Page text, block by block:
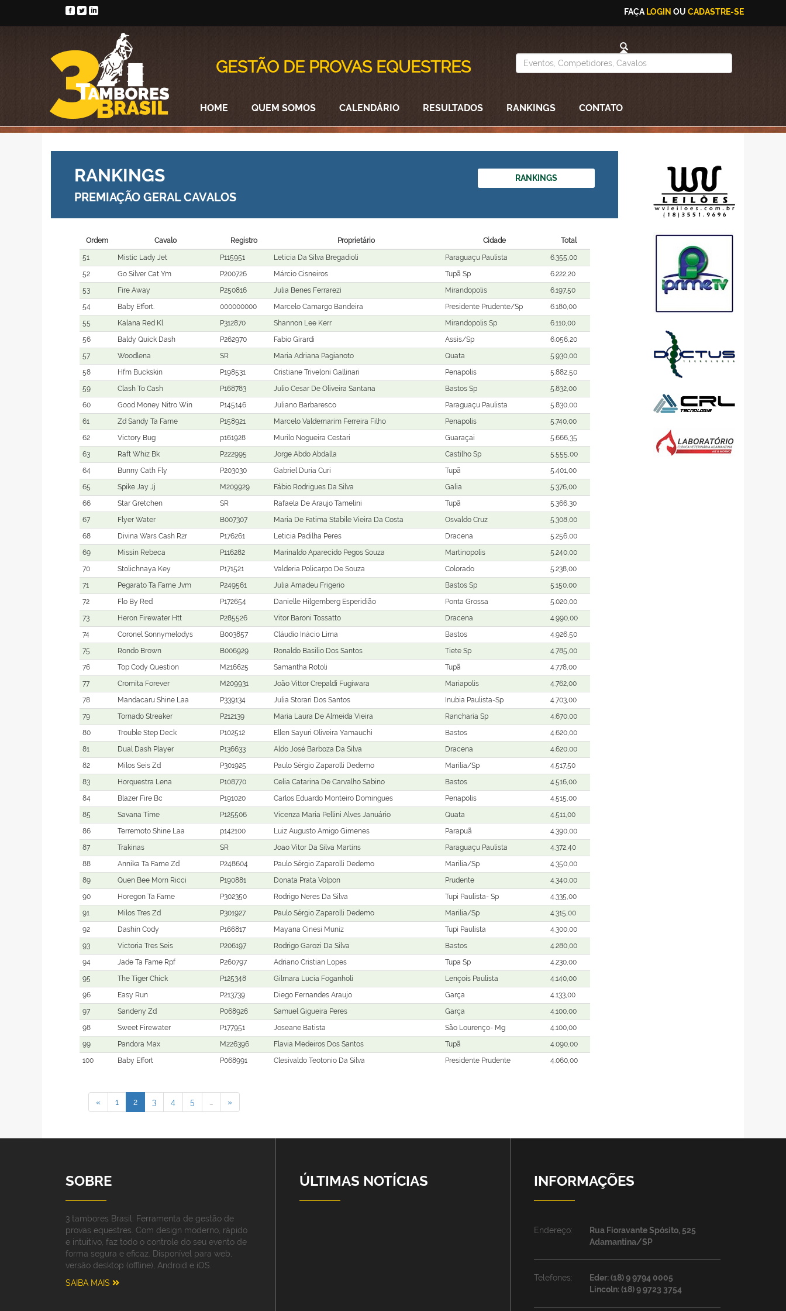
FAÇA LOGIN OU CADASTRE-SE
GESTÃO DE PROVAS EQUESTRES
HOME QUEM SOMOS CALENDÁRIO RESULTADOS RANKINGS CONTATO
RANKINGS
PREMIAÇÃO GERAL CAVALOS
RANKINGS
Ordem Cavalo Registro Proprietário Cidade Total
51 Mistic Lady Jet P115951 Leticia Da Silva Bregadioli Paraguaçu Paulista
6.355,00
52
Go Silver Cat Ym P200726 Márcio Cisneiros Tupã Sp
6.222,20
53
Fire Away P250816 Julia Benes Ferrarezi Mirandopolis
6.197,50
54
Baby Effort. 000000000 Marcelo Camargo Bandeira Presidente Prudente/Sp
6.180,00
55
Kalana Red Kl P312870 Shannon Lee Kerr Mirandopolis Sp
6.110,00
56
Baldy Quick Dash P262970 Fabio Girardi Assis/Sp
6.056,20
57
Woodlena SR Maria Adriana Pagianoto Quata
5.930,00
58
Hfm Buckskin P198531 Cristiane Triveloni Gallinari Penapolis
5.882,50
59
Clash To Cash P168783 Julio Cesar De Oliveira Santana Bastos Sp
5.832,00
60
Good Money Nitro Win P145146 Juliano Barbaresco Paraguaçu Paulista
5.830,00
61
Zd Sandy Ta Fame P158921 Marcelo Valdemarim Ferreira Filho Penapolis
5.740,00
62
Victory Bug p161928 Murilo Nogueira Cestari Guaraçai
5.666,35
63
Raft Whiz Bk P222995 Jorge Abdo Abdalla Castilho Sp
5.555,00
64
Bunny Cath Fly P203030 Gabriel Duria Curi Tupã
5.401,00
65
Spike Jay Jj M209929 Fábio Rodrigues Da Silva Galia
5.376,00
66
Star Gretchen SR Rafaela De Araujo Tamelini Tupã
5.366,30
67
Flyer Water B007307 Maria De Fatima Stabile Vieira Da Costa Osvaldo Cruz
5.308,00
68
Divina Wars Cash R2r P176261 Leticia Padilha Peres Dracena
5.256,00
69
Missin Rebeca P116282 Marinaldo Aparecido Pegos Souza Martinopolis
5.240,00
70
Stolichnaya Key P171521 Valderia Policarpo De Souza Colorado
5.238,00
71
Pegarato Ta Fame Jvm P249561 Julia Amadeu Frigerio Bastos Sp
5.150,00
72
Flo By Red P172654 Danielle Hilgemberg Esperidião Ponta Grossa
5.020,00
73
Heron Firewater Htt P285526 Vitor Baroni Tossatto Dracena
4.990,00
74
Coronel Sonnymelodys B003857 Cláudio Inácio Lima Bastos
4.926,50
75
Rondo Brown B006929 Ronaldo Basilio Dos Santos Tiete Sp
4.785,00
76
Top Cody Question M216625 Samantha Rotoli Tupã
4.778,00
77
Cromita Forever M209931 João Vittor Crepaldi Fugiwara Mariapolis
4.762,00
78
Mandacaru Shine Laa P339134 Julia Storari Dos Santos Inubia Paulista-Sp
4.703,00
79
Tornado Streaker P212139 Maria Laura De Almeida Vieira Rancharia Sp
4.670,00
80
Trouble Step Deck P102512 Ellen Sayuri Oliveira Yamauchi Bastos
4.620,00
81
Dual Dash Player P136633 Aldo José Barboza Da Silva Dracena
4.620,00
82
Milos Seis Zd P301925 Paulo Sérgio Zaparolli Dedemo Marilia/Sp
4.517,50
83
Horquestra Lena P108770 Celia Catarina De Carvalho Sabino Bastos
4.516,00
84
Blazer Fire Bc P191020 Carlos Eduardo Monteiro Domingues Penapolis
4.515,00
85
Savana Time P125506 Vicenza Maria Pellini Alves Januário Quata
4.511,00
86
Terremoto Shine Laa p142100 Luiz Augusto Amigo Gimenes Parapuã
4.390,00
87
Trakinas SR Joao Vitor Da Silva Martins Paraguaçu Paulista
4.372,40
88
Annika Ta Fame Zd P248604 Paulo Sérgio Zaparolli Dedemo Marilia/Sp
4.350,00
89
Quen Bee Morn Ricci P190881 Donata Prata Volpon Prudente
4.340,00
90
Horegon Ta Fame P302350 Rodrigo Neres Da Silva Tupi Paulista- Sp
4.335,00
91
Milos Tres Zd P301927 Paulo Sérgio Zaparolli Dedemo Marilia/Sp
4.315,00
92
Dashin Cody P166817 Mayana Cinesi Muniz Tupi Paulista
4.300,00
93
Victoria Tres Seis P206197 Rodrigo Garozi Da Silva Bastos
4.280,00
94
Jade Ta Fame Rpf P260797 Adriano Cristian Lopes Tupa Sp
4.230,00
95
The Tiger Chick P125348 Gilmara Lucia Foganholi Lençois Paulista
4.140,00
96
Easy Run P213739 Diego Fernandes Araujo Garça
4.133,00
97
Sandeny Zd P068926 Samuel Gigueira Peres Garça
4.100,00
98
Sweet Firewater P177951 Joseane Batista São Lourenço- Mg
4.100,00
99
Pandora Max M226396 Flavia Medeiros Dos Santos Tupã
4.090,00
100
Baby Effort P068991 Clesivaldo Teotonio Da Silva Presidente Prudente 4.060,00
« 1 2 3 4 5 »
SOBRE
3 tambores Brasil: Ferramenta de gestão de
provas equestres. Com design moderno, rápido
e intuitivo, faz todo o controle do seu evento de
forma segura e eficaz. Disponível para web,
versão desktop (offline), Android e iOS.
SAIBA MAIS
ÚLTIMAS NOTÍCIAS INFORMAÇÕES
Endereço:
Rua Fioravante Spósito, 525
Adamantina/SP
Telefones:
Eder: (18) 9 9794 0005
Lincoln: (18) 9 9723 3754